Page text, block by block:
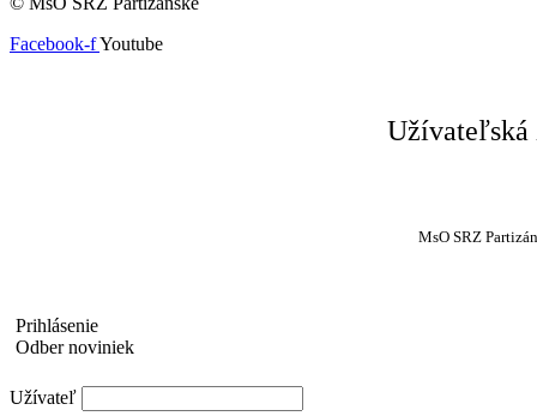
Facebook-fYoutube
Užívateľská
MsO SRZ
Prihlásenie
Odber noviniek
Užívateľ